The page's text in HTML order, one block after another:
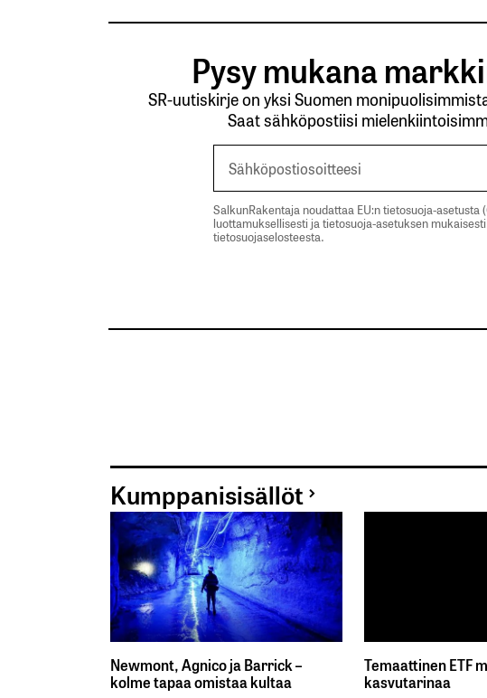
Pysy mukana
SR-uutiskirje on yksi Suomen
Saat sähköpostiisi
SalkunRakentaja noudattaa EU:n tietosuoja-asetusta
luottamuksellisesti ja tietosuoja-asetuksen
tietosuojaselosteesta.
Kumppanisisällöt
Newmont, Agnico ja Barrick –
kolme tapaa omistaa kultaa
Temaattinen ETF
kasvutarinaa